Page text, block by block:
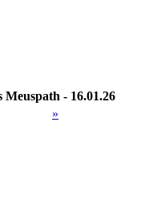
Meuspath - 16.01.26
»